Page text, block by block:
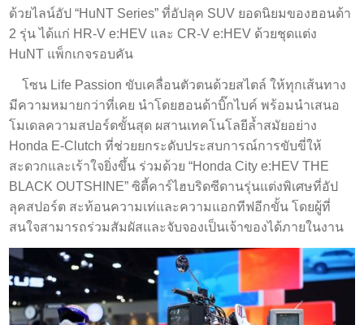
ด้วยไลน์อัป “HuNT Series” ที่อัปลุค SUV ยอดนิยมของฮอนด้า
2 รุ่น ได้แก่ HR-V e:HEV และ CR-V e:HEV ด้วยชุดแต่ง
HuNT แพ็กเกจรอบคัน
โซน Life Passion ขับเคลื่อนตัวตนด้วยสไตล์ ให้ทุกเส้นทาง
มีความหมายกว่าที่เคย นำโดยฮอนด้าบิ๊กไบค์ พร้อมนำเสนอ
โมเดลความสปอร์ตขั้นสุด ผสานเทคโนโลยีล้ำสมัยอย่าง
Honda E-Clutch ที่ช่วยยกระดับประสบการณ์การขับขี่ให้
สะดวกและเร้าใจยิ่งขึ้น ร่วมด้วย “Honda City e:HEV THE
BLACK OUTSHINE” ซิตี้คาร์ไฮบริดซีดานรุ่นแต่งพิเศษที่อัป
ลุคสปอร์ต สะท้อนความเท่และความแอกทีฟอีกขั้น โดยผู้ที่
สนใจสามารถร่วมสัมผัสและจับจองเป็นเจ้าของได้ภายในงาน